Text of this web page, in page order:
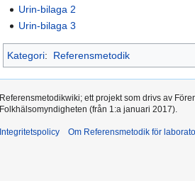
Urin-bilaga 2
Urin-bilaga 3
Kategori: Referensmetodik
Referensmetodikwiki; ett projekt som drivs av
Folkhälsomyndigheten (från 1:a januari 2017).
Integritetspolicy Om Referensmetodik för